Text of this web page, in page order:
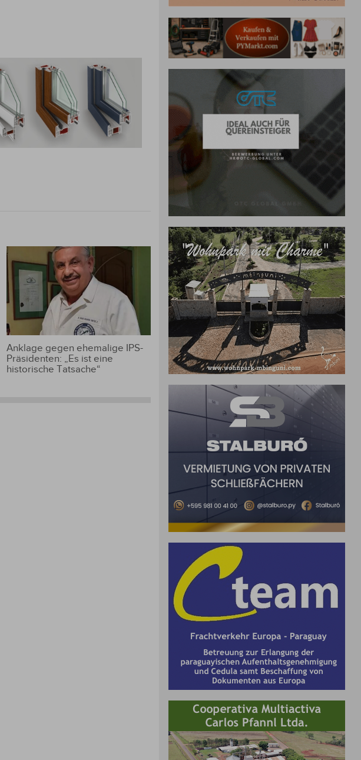
Anklage gegen ehemalige IPS-
Präsidenten: „Es ist eine
historische Tatsache“